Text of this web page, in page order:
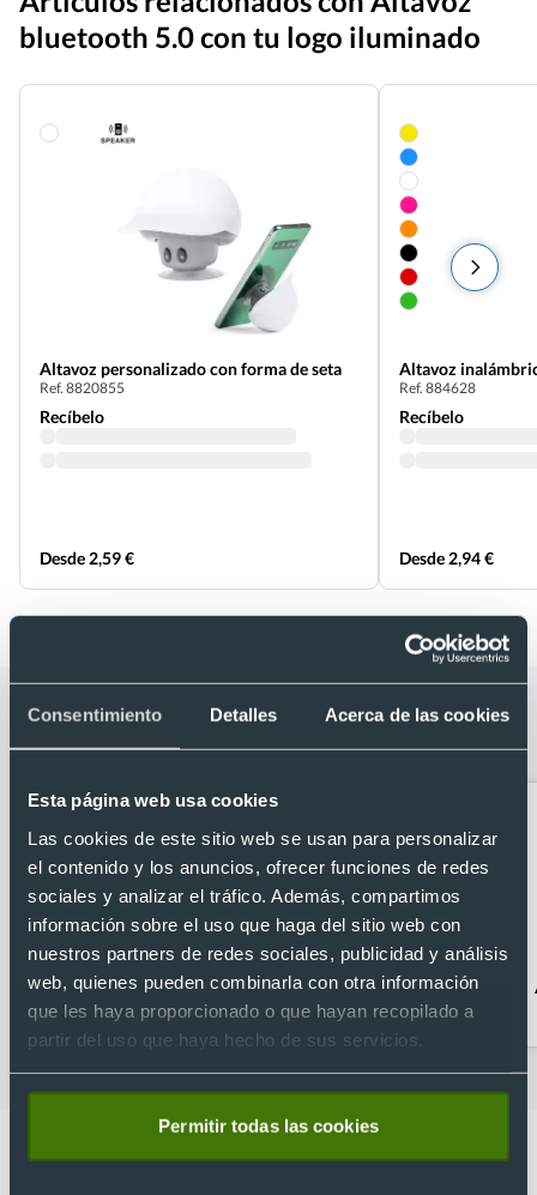
Consentimiento Detalles Acerca de las cookies
Esta página web usa cookies
Las cookies de este sitio web se usan para personalizar
el contenido y los anuncios, ofrecer funciones de redes
sociales y analizar el tráfico. Además, compartimos
información sobre el uso que haga del sitio web con
nuestros partners de redes sociales, publicidad y análisis
web, quienes pueden combinarla con otra información
que les haya proporcionado o que hayan recopilado a
partir del uso que haya hecho de sus servicios.
Permitir todas las cookies
bluetooth 5.0 con tu logo iluminado
Altavoz personalizado con forma de seta
Ref. 8820855
Recíbelo
Desde 2,59 €
Altavoz
Ref. 884628
Recíbelo
Desde 2,94 €
Categorías relacionadas con Altavoz
bluetooth 5.0 con tu logo iluminado
Accesorios móvil Accesorios para coches